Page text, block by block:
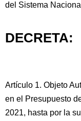
del Sistema
DECRETA:
Artículo 1. Objeto
en el Presupuesto
2021, hasta por la